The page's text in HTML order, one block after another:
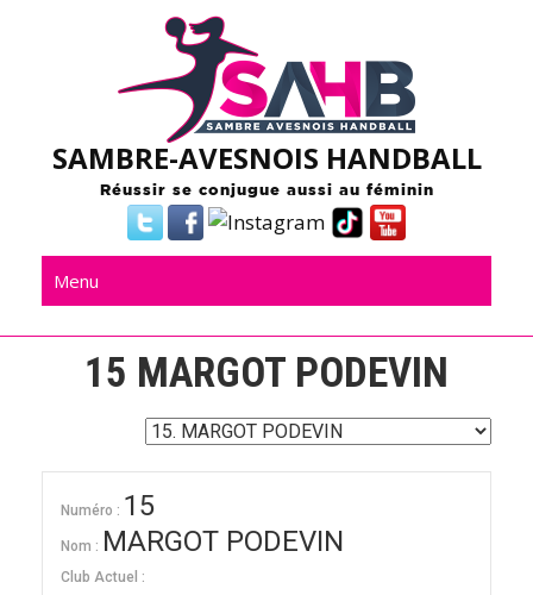
SAMBRE-AVESNOIS HANDBALL
Réussir se conjugue aussi au féminin
Menu
15 MARGOT PODEVIN
Numéro : 15
Nom : MARGOT PODEVIN
Club Actuel :